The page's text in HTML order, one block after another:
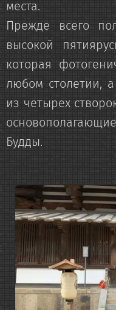
места.
Прежде всего
высокой
которая
любом столетии,
из четырех
Будды.